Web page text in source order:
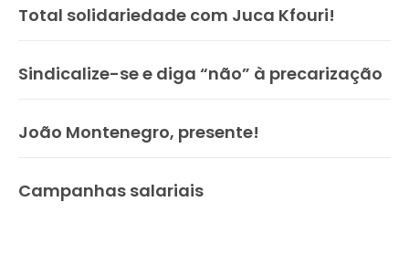
Total solidariedade com Juca Kfouri!
Sindicalize-se e diga “não” à precarização
João Montenegro, presente!
Campanhas salariais